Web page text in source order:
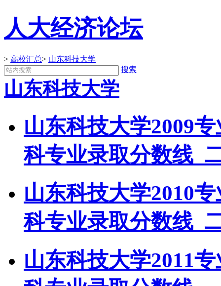
人大经济论坛
> 高校汇总> 山东科技大学
搜索
山东科技大学
山东科技大学2009
科专业录取分数线_
山东科技大学2010
科专业录取分数线_
山东科技大学2011